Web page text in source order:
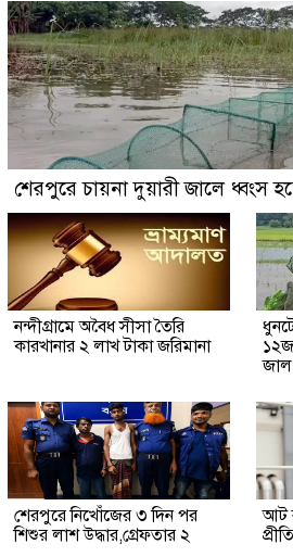
শেরপুরে চায়না দুয়ারী জালে ধ্বংস
নন্দীগ্রামে অবৈধ সীসা তৈরি
কারখানার ২ লাখ টাকা জরিমানা
শেরপুরে নিখোঁজের ৩ দিন পর
শিশুর লাশ উদ্ধার,গ্রেফতার ২
আট
প্রীতি